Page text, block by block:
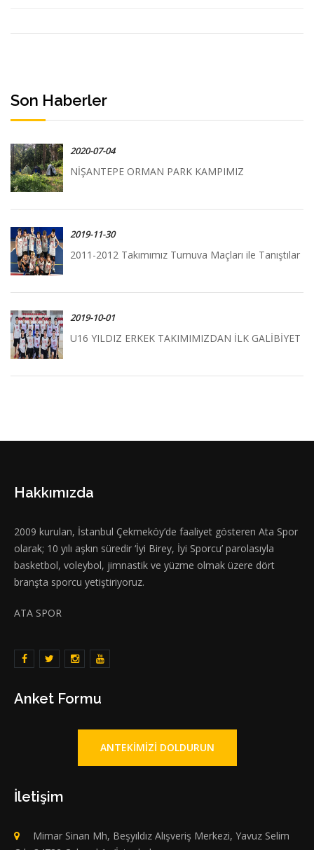
Son Haberler
2020-07-04
NİŞANTEPE ORMAN PARK KAMPIMIZ
2019-11-30
2011-2012 Takımımız Turnuva Maçları ile Tanıştılar
2019-10-01
U16 YILDIZ ERKEK TAKIMIMIZDAN İLK GALİBİYET
Hakkımızda
2009 kurulan, İstanbul Çekmeköy’de faaliyet gösteren Ata Spor
olarak; 10 yılı aşkın süredir ‘İyi Birey, İyi Sporcu’ parolasıyla
basketbol, voleybol, jimnastik ve yüzme olmak üzere dört
branşta sporcu yetiştiriyoruz.
ATA SPOR
Anket Formu
ANTEKIMIZI DOLDURUN
İletişim
Mimar Sinan Mh, Beşyıldız Alışveriş Merkezi, Yavuz Selim